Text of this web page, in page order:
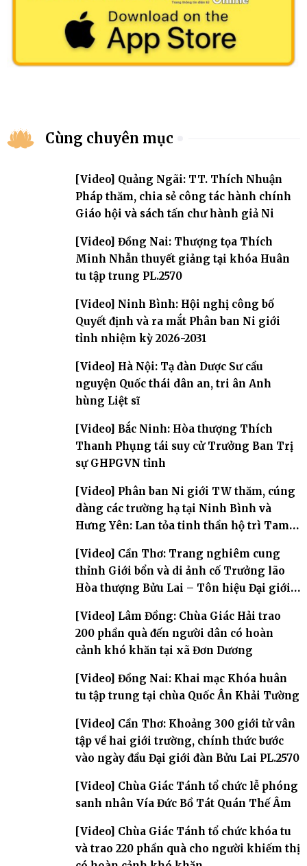
Cùng chuyên mục
[Video] Quảng Ngãi: TT. Thích Nhuận
Pháp thăm, chia sẻ công tác hành chính
Giáo hội và sách tấn chư hành giả Ni
[Video] Đồng Nai: Thượng tọa Thích
Minh Nhẫn thuyết giảng tại khóa Huân
tu tập trung PL.2570
[Video] Ninh Bình: Hội nghị công bố
Quyết định và ra mắt Phân ban Ni giới
tỉnh nhiệm kỳ 2026-2031
[Video] Hà Nội: Tạ đàn Dược Sư cầu
nguyện Quốc thái dân an, tri ân Anh
hùng Liệt sĩ
[Video] Bắc Ninh: Hòa thượng Thích
Thanh Phụng tái suy cử Trưởng Ban Trị
sự GHPGVN tỉnh
[Video] Phân ban Ni giới TW thăm, cúng
dàng các trường hạ tại Ninh Bình và
Hưng Yên: Lan tỏa tinh thần hộ trì Tam
[Video] Cần Thơ: Trang nghiêm cung
thỉnh Giới bổn và di ảnh cố Trưởng lão
Hòa thượng Bửu Lai – Tôn hiệu Đại giới
[Video] Lâm Đồng: Chùa Giác Hải trao
200 phần quà đến người dân có hoàn
cảnh khó khăn tại xã Đơn Dương
[Video] Đồng Nai: Khai mạc Khóa huân
tu tập trung tại chùa Quốc Ân Khải Tường
[Video] Cần Thơ: Khoảng 300 giới tử vân
tập về hai giới trường, chính thức bước
vào ngày đầu Đại giới đàn Bửu Lai PL.2570
[Video] Chùa Giác Tánh tổ chức lễ phóng
sanh nhân Vía Đức Bồ Tát Quán Thế Âm
[Video] Chùa Giác Tánh tổ chức khóa tu
và trao 220 phần quà cho người khiếm thị